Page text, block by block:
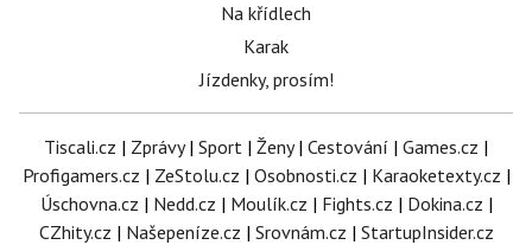
Na křídlech
Karak
Jízdenky, prosím!
Tiscali.cz | Zprávy| Sport | Ženy| Cestování | Games.cz |
Profigamers.cz | ZeStolu.cz | Osobnosti.cz | Karaoketexty.cz |
Úschovna.cz | Nedd.cz | Moulík.cz | Fights.cz | Dokina.cz |
CZhity.cz | Našepeníze.cz | Srovnám.cz | StartupInsider.cz